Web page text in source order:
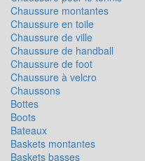
Chaussure montantes
Chaussure en toile
Chaussure de ville
Chaussure de handball
Chaussure de foot
Chaussure à velcro
Chaussons
Bottes
Boots
Bateaux
Baskets montantes
Baskets basses